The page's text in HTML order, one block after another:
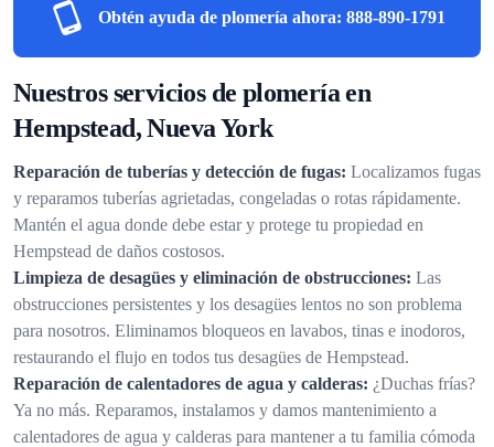
Obtén ayuda de plomería ahora: 888-890-1791
Nuestros servicios de plomería en
Hempstead, Nueva York
Reparación de tuberías y detección de fugas: Localizamos fugas
y reparamos tuberías agrietadas, congeladas o rotas rápidamente.
Mantén el agua donde debe estar y protege tu propiedad en
Hempstead de daños costosos.
Limpieza de desagües y eliminación de obstrucciones: Las
obstrucciones persistentes y los desagües lentos no son problema
para nosotros. Eliminamos bloqueos en lavabos, tinas e inodoros,
restaurando el flujo en todos tus desagües de Hempstead.
Reparación de calentadores de agua y calderas: ¿Duchas frías?
Ya no más. Reparamos, instalamos y damos mantenimiento a
calentadores de agua y calderas para mantener a tu familia cómoda